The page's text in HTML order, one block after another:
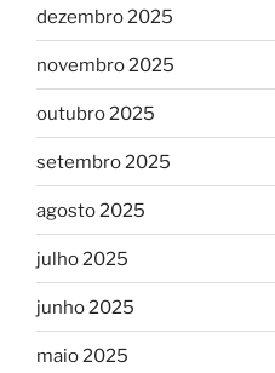
dezembro 2025
novembro 2025
outubro 2025
setembro 2025
agosto 2025
julho 2025
junho 2025
maio 2025